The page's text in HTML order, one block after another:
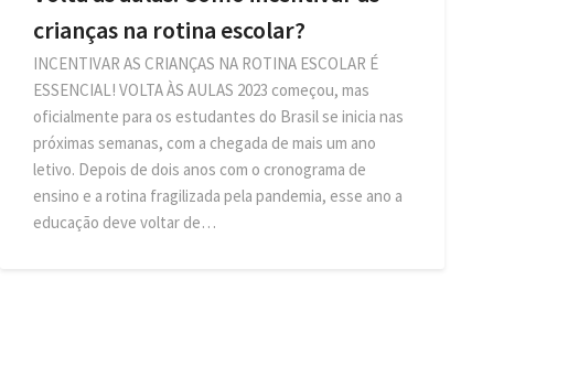
crianças na rotina escolar?
INCENTIVAR AS CRIANÇAS NA ROTINA ESCOLAR É
ESSENCIAL! VOLTA ÀS AULAS 2023 começou, mas
oficialmente para os estudantes do Brasil se inicia nas
próximas semanas, com a chegada de mais um ano
letivo. Depois de dois anos com o cronograma de
ensino e a rotina fragilizada pela pandemia, esse ano a
educação deve voltar de…